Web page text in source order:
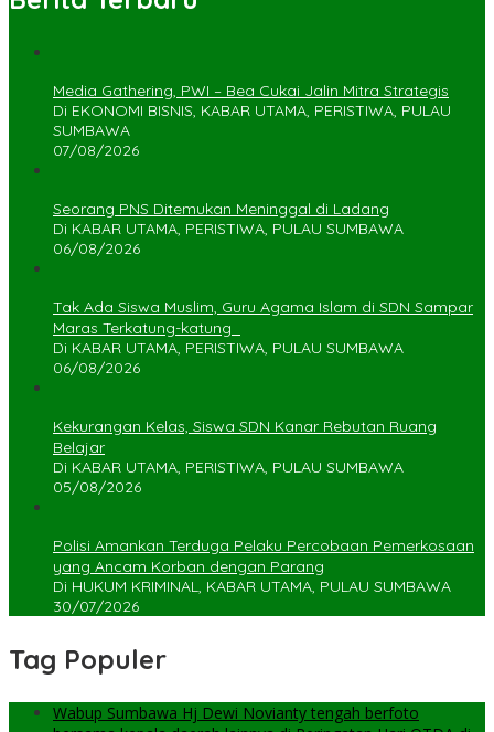
Media Gathering, PWI – Bea Cukai Jalin Mitra Strategis
Di EKONOMI BISNIS, KABAR UTAMA, PERISTIWA, PULAU
SUMBAWA
07/08/2026
Seorang PNS Ditemukan Meninggal di Ladang
Di KABAR UTAMA, PERISTIWA, PULAU SUMBAWA
06/08/2026
Tak Ada Siswa Muslim, Guru Agama Islam di SDN Sampar
Maras Terkatung-katung ‎
Di KABAR UTAMA, PERISTIWA, PULAU SUMBAWA
06/08/2026
Kekurangan Kelas, Siswa SDN Kanar Rebutan Ruang
Belajar
Di KABAR UTAMA, PERISTIWA, PULAU SUMBAWA
05/08/2026
Polisi Amankan Terduga Pelaku Percobaan Pemerkosaan
yang Ancam Korban dengan Parang
Di HUKUM KRIMINAL, KABAR UTAMA, PULAU SUMBAWA
30/07/2026
Tag Populer
Wabup Sumbawa Hj Dewi Novianty tengah berfoto